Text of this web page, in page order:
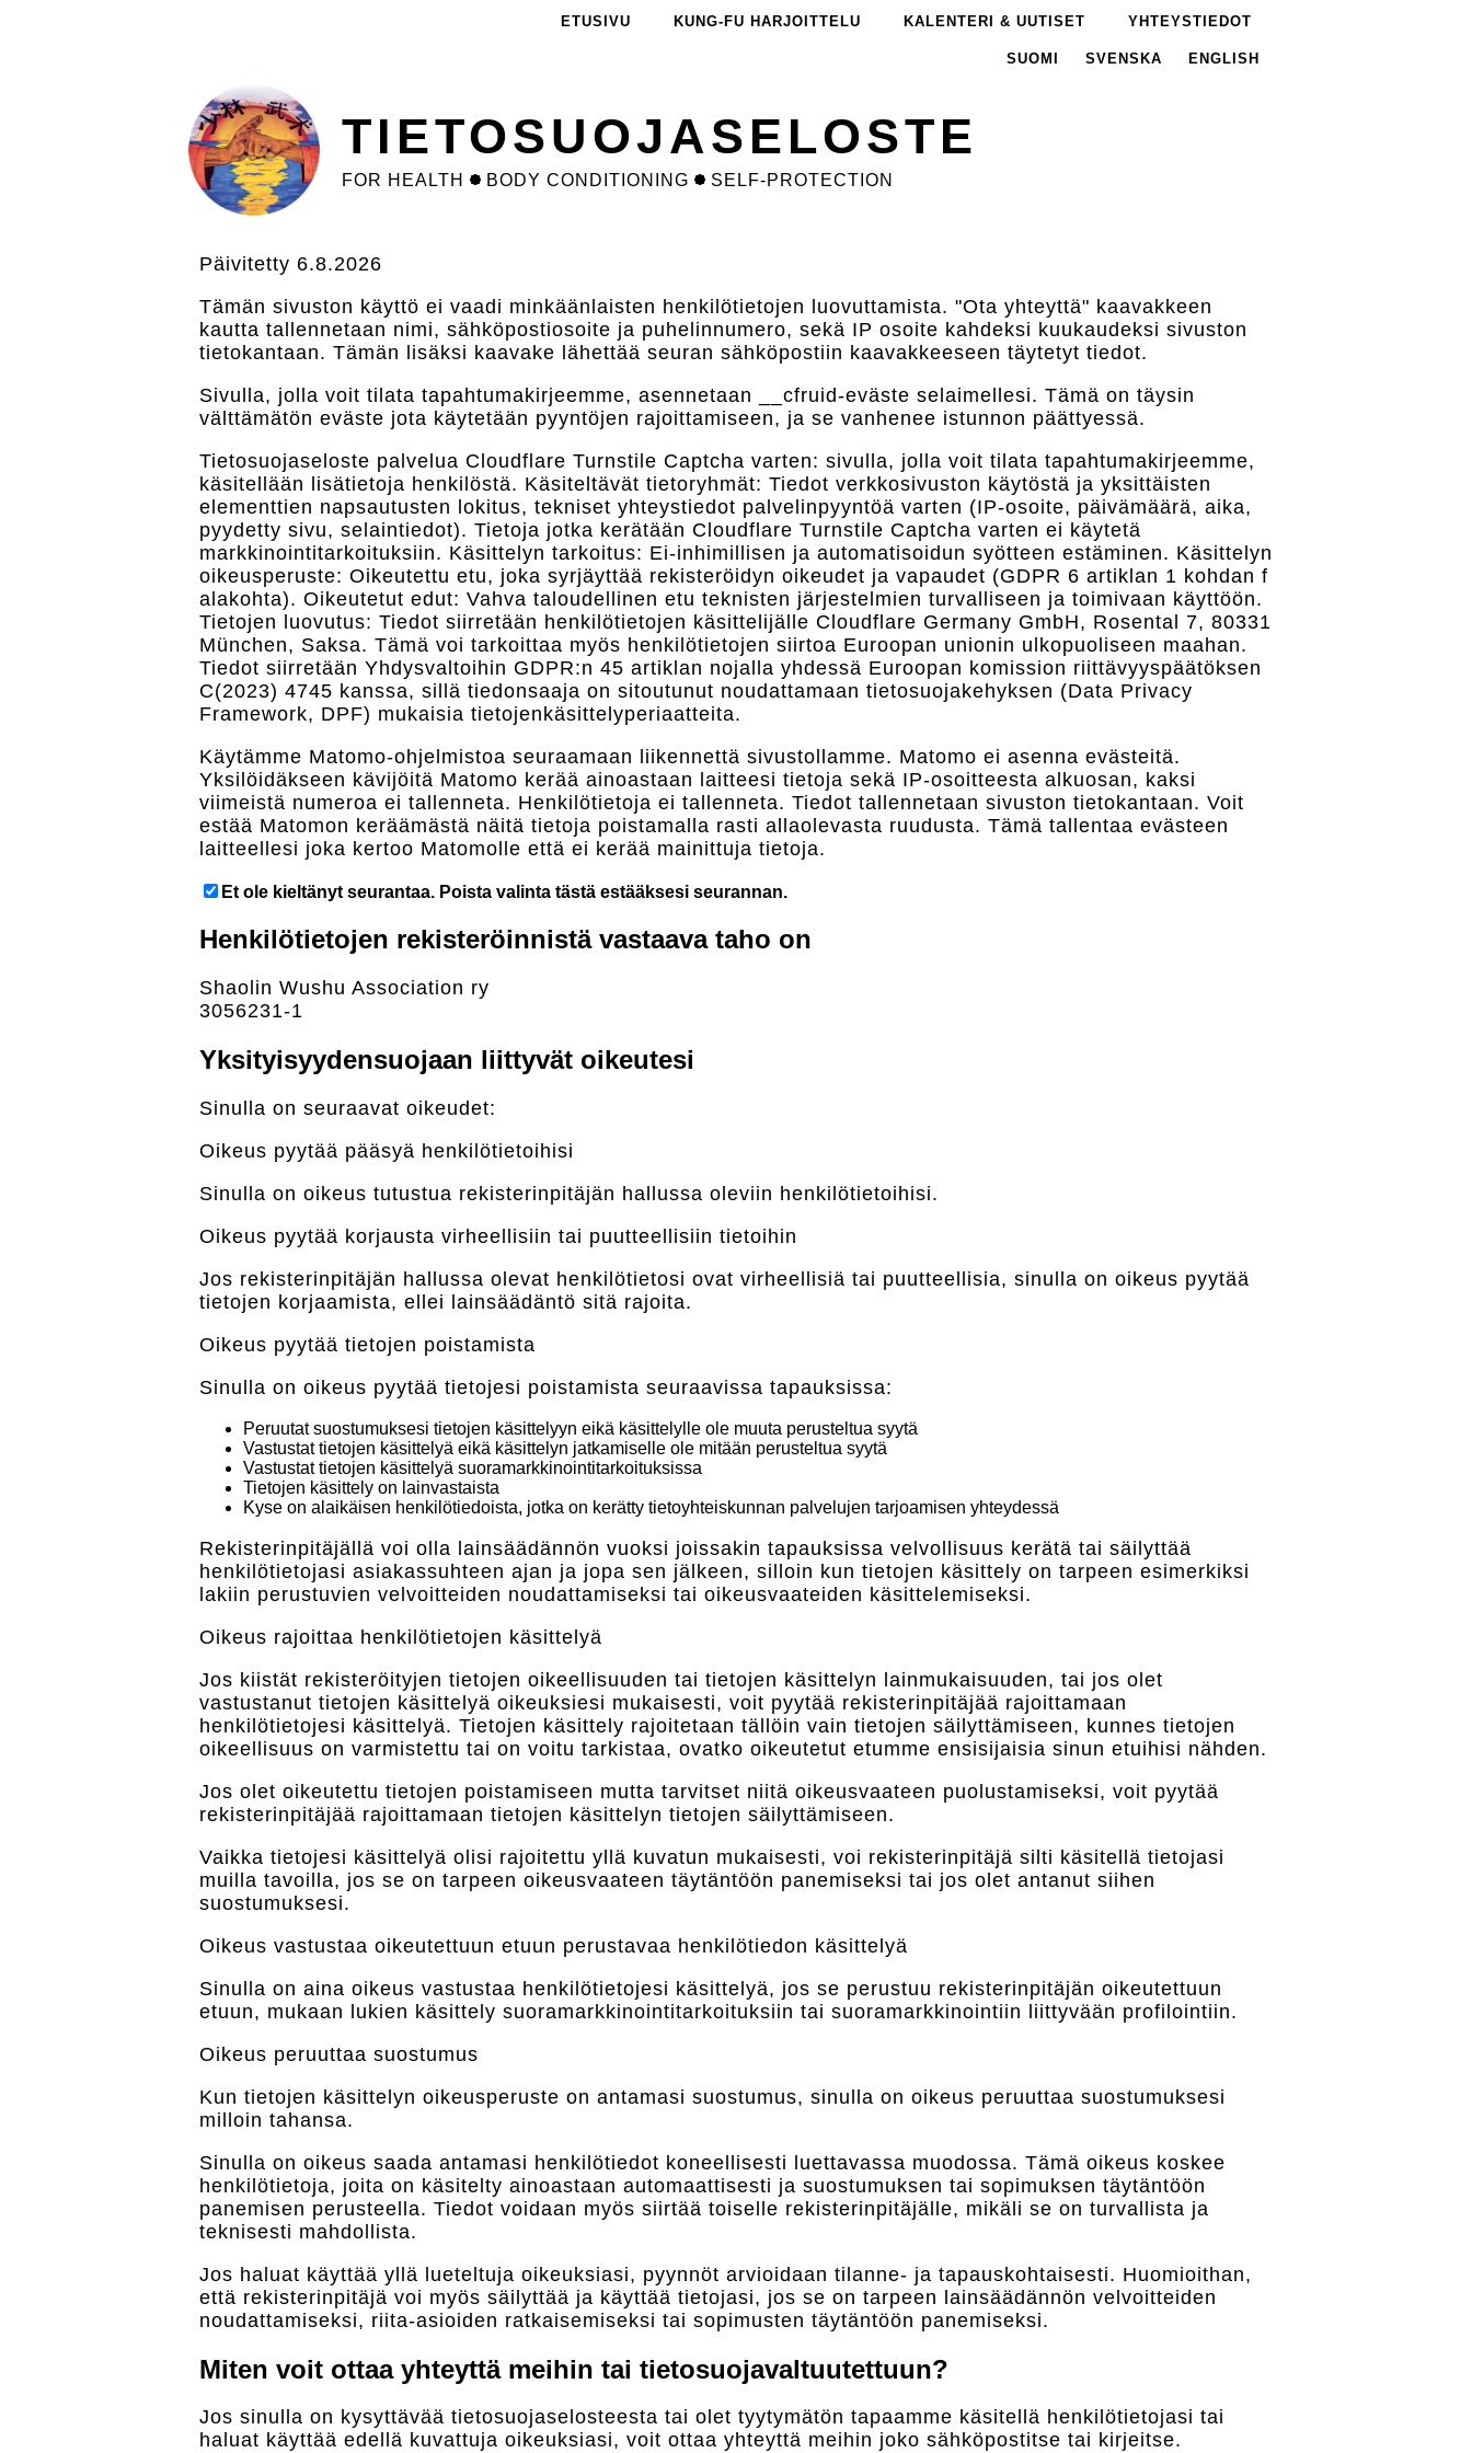
ETUSIVU KUNG-FU HARJOITTELU KALENTERI & UUTISET YHTEYSTIEDOT
SUOMI SVENSKA ENGLISH
TIETOSUOJASELOSTE
FOR HEALTH BODY CONDITIONING SELF-PROTECTION
Päivitetty 6.8.2026
Tämän sivuston käyttö ei vaadi minkäänlaisten henkilötietojen luovuttamista. "Ota yhteyttä" kaavakkeen
kautta tallennetaan nimi, sähköpostiosoite ja puhelinnumero, sekä IP osoite kahdeksi kuukaudeksi sivuston
tietokantaan. Tämän lisäksi kaavake lähettää seuran sähköpostiin kaavakkeeseen täytetyt tiedot.
Sivulla, jolla voit tilata tapahtumakirjeemme, asennetaan __cfruid-eväste selaimellesi. Tämä on täysin
välttämätön eväste jota käytetään pyyntöjen rajoittamiseen, ja se vanhenee istunnon päättyessä.
Tietosuojaseloste palvelua Cloudflare Turnstile Captcha varten: sivulla, jolla voit tilata tapahtumakirjeemme,
käsitellään lisätietoja henkilöstä. Käsiteltävät tietoryhmät: Tiedot verkkosivuston käytöstä ja yksittäisten
elementtien napsautusten lokitus, tekniset yhteystiedot palvelinpyyntöä varten (IP-osoite, päivämäärä, aika,
pyydetty sivu, selaintiedot). Tietoja jotka kerätään Cloudflare Turnstile Captcha varten ei käytetä
markkinointitarkoituksiin. Käsittelyn tarkoitus: Ei-inhimillisen ja automatisoidun syötteen estäminen. Käsittelyn
oikeusperuste: Oikeutettu etu, joka syrjäyttää rekisteröidyn oikeudet ja vapaudet (GDPR 6 artiklan 1 kohdan f
alakohta). Oikeutetut edut: Vahva taloudellinen etu teknisten järjestelmien turvalliseen ja toimivaan käyttöön.
Tietojen luovutus: Tiedot siirretään henkilötietojen käsittelijälle Cloudflare Germany GmbH, Rosental 7, 80331
München, Saksa. Tämä voi tarkoittaa myös henkilötietojen siirtoa Euroopan unionin ulkopuoliseen maahan.
Tiedot siirretään Yhdysvaltoihin GDPR:n 45 artiklan nojalla yhdessä Euroopan komission riittävyyspäätöksen
C(2023) 4745 kanssa, sillä tiedonsaaja on sitoutunut noudattamaan tietosuojakehyksen (Data Privacy
Framework, DPF) mukaisia tietojenkäsittelyperiaatteita.
Käytämme Matomo-ohjelmistoa seuraamaan liikennettä sivustollamme. Matomo ei asenna evästeitä.
Yksilöidäkseen kävijöitä Matomo kerää ainoastaan laitteesi tietoja sekä IP-osoitteesta alkuosan, kaksi
viimeistä numeroa ei tallenneta. Henkilötietoja ei tallenneta. Tiedot tallennetaan sivuston tietokantaan. Voit
estää Matomon keräämästä näitä tietoja poistamalla rasti allaolevasta ruudusta. Tämä tallentaa evästeen
laitteellesi joka kertoo Matomolle että ei kerää mainittuja tietoja.
Et ole kieltänyt seurantaa. Poista valinta tästä estääksesi seurannan.
Henkilötietojen rekisteröinnistä vastaava taho on
Shaolin Wushu Association ry
3056231-1
Yksityisyydensuojaan liittyvät oikeutesi
Sinulla on seuraavat oikeudet:
Oikeus pyytää pääsyä henkilötietoihisi
Sinulla on oikeus tutustua rekisterinpitäjän hallussa oleviin henkilötietoihisi.
Oikeus pyytää korjausta virheellisiin tai puutteellisiin tietoihin
Jos rekisterinpitäjän hallussa olevat henkilötietosi ovat virheellisiä tai puutteellisia, sinulla on oikeus pyytää
tietojen korjaamista, ellei lainsäädäntö sitä rajoita.
Oikeus pyytää tietojen poistamista
Sinulla on oikeus pyytää tietojesi poistamista seuraavissa tapauksissa:
Peruutat suostumuksesi tietojen käsittelyyn eikä käsittelylle ole muuta perusteltua syytä
Vastustat tietojen käsittelyä eikä käsittelyn jatkamiselle ole mitään perusteltua syytä
Vastustat tietojen käsittelyä suoramarkkinointitarkoituksissa
Tietojen käsittely on lainvastaista
Kyse on alaikäisen henkilötiedoista, jotka on kerätty tietoyhteiskunnan palvelujen tarjoamisen yhteydessä
Rekisterinpitäjällä voi olla lainsäädännön vuoksi joissakin tapauksissa velvollisuus kerätä tai säilyttää
henkilötietojasi asiakassuhteen ajan ja jopa sen jälkeen, silloin kun tietojen käsittely on tarpeen esimerkiksi
lakiin perustuvien velvoitteiden noudattamiseksi tai oikeusvaateiden käsittelemiseksi.
Oikeus rajoittaa henkilötietojen käsittelyä
Jos kiistät rekisteröityjen tietojen oikeellisuuden tai tietojen käsittelyn lainmukaisuuden, tai jos olet
vastustanut tietojen käsittelyä oikeuksiesi mukaisesti, voit pyytää rekisterinpitäjää rajoittamaan
henkilötietojesi käsittelyä. Tietojen käsittely rajoitetaan tällöin vain tietojen säilyttämiseen, kunnes tietojen
oikeellisuus on varmistettu tai on voitu tarkistaa, ovatko oikeutetut etumme ensisijaisia sinun etuihisi nähden.
Jos olet oikeutettu tietojen poistamiseen mutta tarvitset niitä oikeusvaateen puolustamiseksi, voit pyytää
rekisterinpitäjää rajoittamaan tietojen käsittelyn tietojen säilyttämiseen.
Vaikka tietojesi käsittelyä olisi rajoitettu yllä kuvatun mukaisesti, voi rekisterinpitäjä silti käsitellä tietojasi
muilla tavoilla, jos se on tarpeen oikeusvaateen täytäntöön panemiseksi tai jos olet antanut siihen
suostumuksesi.
Oikeus vastustaa oikeutettuun etuun perustavaa henkilötiedon käsittelyä
Sinulla on aina oikeus vastustaa henkilötietojesi käsittelyä, jos se perustuu rekisterinpitäjän oikeutettuun
etuun, mukaan lukien käsittely suoramarkkinointitarkoituksiin tai suoramarkkinointiin liittyvään profilointiin.
Oikeus peruuttaa suostumus
Kun tietojen käsittelyn oikeusperuste on antamasi suostumus, sinulla on oikeus peruuttaa suostumuksesi
milloin tahansa.
Sinulla on oikeus saada antamasi henkilötiedot koneellisesti luettavassa muodossa. Tämä oikeus koskee
henkilötietoja, joita on käsitelty ainoastaan automaattisesti ja suostumuksen tai sopimuksen täytäntöön
panemisen perusteella. Tiedot voidaan myös siirtää toiselle rekisterinpitäjälle, mikäli se on turvallista ja
teknisesti mahdollista.
Jos haluat käyttää yllä lueteltuja oikeuksiasi, pyynnöt arvioidaan tilanne- ja tapauskohtaisesti. Huomioithan,
että rekisterinpitäjä voi myös säilyttää ja käyttää tietojasi, jos se on tarpeen lainsäädännön velvoitteiden
noudattamiseksi, riita-asioiden ratkaisemiseksi tai sopimusten täytäntöön panemiseksi.
Miten voit ottaa yhteyttä meihin tai tietosuojavaltuutettuun?
Jos sinulla on kysyttävää tietosuojaselosteesta tai olet tyytymätön tapaamme käsitellä henkilötietojasi tai
haluat käyttää edellä kuvattuja oikeuksiasi, voit ottaa yhteyttä meihin joko sähköpostitse tai kirjeitse.